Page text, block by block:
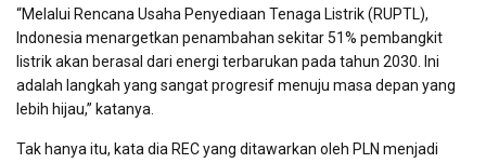
“Melalui Rencana Usaha Penyediaan Tenaga Listrik (RUPTL),
Indonesia menargetkan penambahan sekitar 51% pembangkit
listrik akan berasal dari energi terbarukan pada tahun 2030. Ini
adalah langkah yang sangat progresif menuju masa depan yang
lebih hijau,” katanya.
Tak hanya itu, kata dia REC yang ditawarkan oleh PLN menjadi